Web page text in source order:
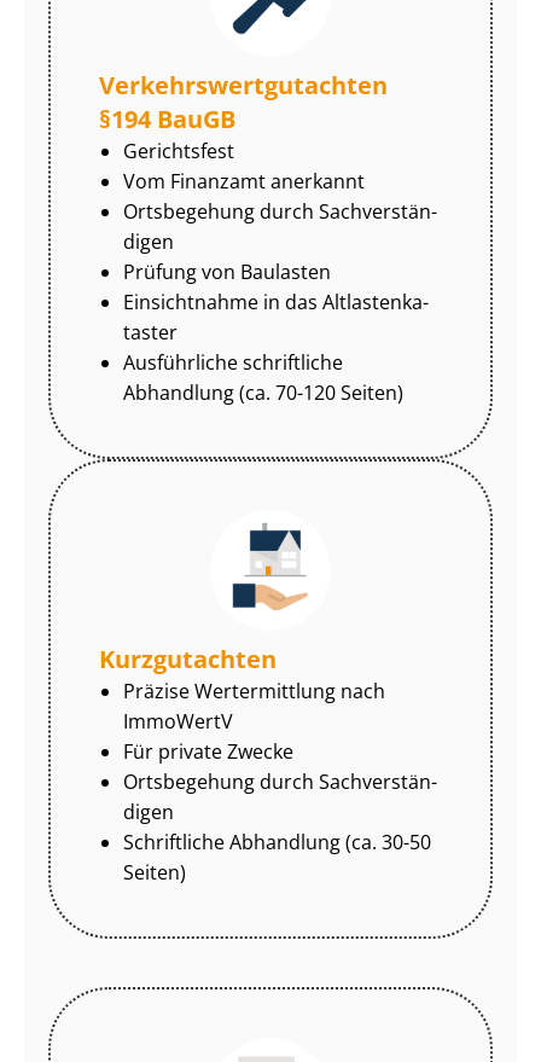
Ver­kehrs­wert­gut­ach­ten
§194 BauGB
Gerichtsfest
Vom Finanzamt anerkannt
Ortsbegehung durch Sach­ver­stän­
di­gen
Prüfung von Baulasten
Einsichtnahme in das Alt­las­ten­ka­
tas­ter
Ausführliche schriftliche
Abhandlung (ca. 70-120 Seiten)
Kurzgutachten
Präzise Wertermittlung nach
ImmoWertV
Für private Zwecke
Ortsbegehung durch Sach­ver­stän­
di­gen
Schriftliche Abhandlung (ca. 30-50
Seiten)